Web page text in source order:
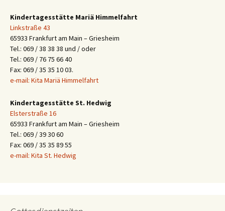
Kindertagesstätte Mariä Himmelfahrt
Linkstraße 43
65933 Frankfurt am Main – Griesheim
Tel.: 069 / 38 38 38 und / oder
Tel.: 069 / 76 75 66 40
Fax: 069 / 35 35 10 03.
e-mail: Kita Mariä Himmelfahrt
Kindertagesstätte St. Hedwig
Elsterstraße 16
65933 Frankfurt am Main – Griesheim
Tel.: 069 / 39 30 60
Fax: 069 / 35 35 89 55
e-mail: Kita St. Hedwig